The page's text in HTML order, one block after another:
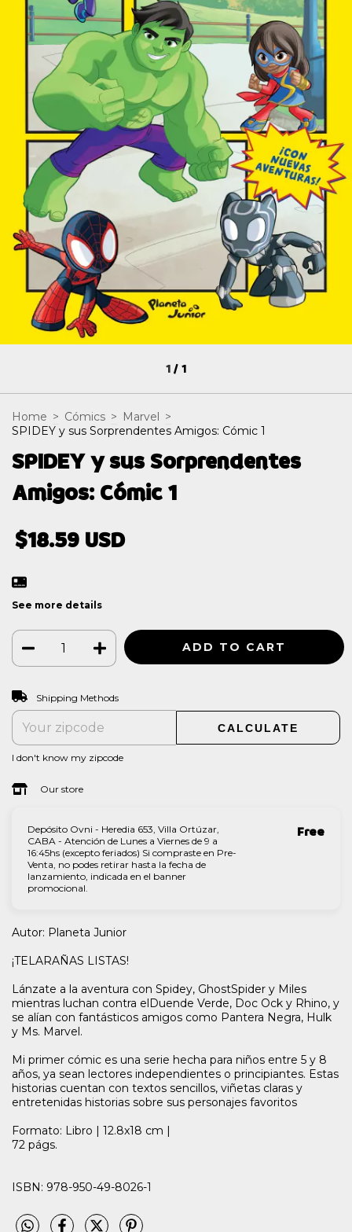
1/1
Home > Cómics > Marvel >
SPIDEY y sus Sorprendentes Amigos: Cómic 1
SPIDEY y sus Sorprendentes
Amigos: Cómic 1
$18.59 USD
See more details
Shipping for zipcode:
Shipping Methods
CALCULATE
I don't know my zipcode
Our store
Depósito Ovni - Heredia 653, Villa Ortúzar,
CABA - Atención de Lunes a Viernes de 9 a
16:45hs (excepto feriados) Si compraste en Pre-
Venta, no podes retirar hasta la fecha de
lanzamiento, indicada en el banner
promocional.
Free
Autor: Planeta Junior
¡TELARAÑAS LISTAS!
Lánzate a la aventura con Spidey, GhostSpider y Miles
mientras luchan contra elDuende Verde, Doc Ock y Rhino, y
se alían con fantásticos amigos como Pantera Negra, Hulk
y Ms. Marvel.
Mi primer cómic es una serie hecha para niños entre 5 y 8
años, ya sean lectores independientes o principiantes. Estas
historias cuentan con textos sencillos, viñetas claras y
entretenidas historias sobre sus personajes favoritos
Formato: Libro | 12.8x18 cm |
72 págs.
ISBN: 978-950-49-8026-1